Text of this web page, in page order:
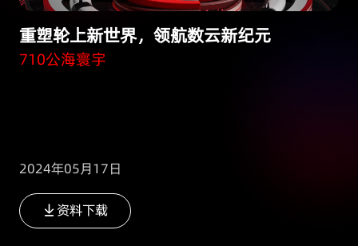
重塑轮上新世界，领航数云新纪元
710公海寰宇
2024年05月17日
资料下载